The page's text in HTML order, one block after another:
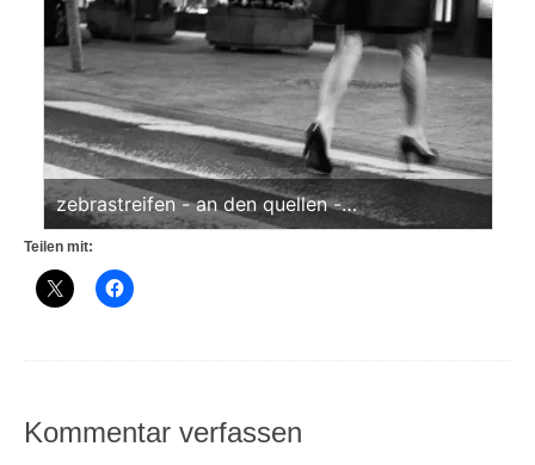
zebrastreifen - an den quellen -
schellenbergpassage - beine in eile (sw)
<br>offene edition
Teilen mit:
Kommentar verfassen